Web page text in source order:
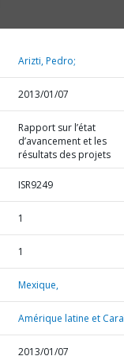
Arizti, Pedro;
2013/01/07
Rapport sur l’état
d’avancement et les
résultats des projets
ISR9249
1
1
Mexique,
Amérique latine et
2013/01/07